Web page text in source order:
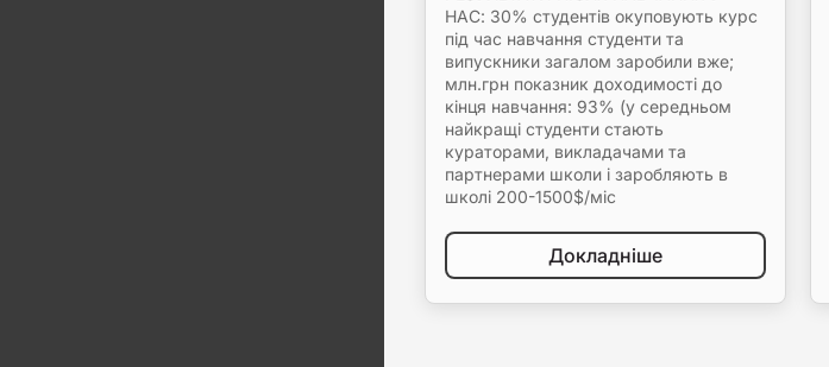
НАС: 30% студентів окуповують курс
під час навчання студенти та
випускники загалом заробили вже;
млн.грн показник доходимості до
кінця навчання: 93% (у середньом
найкращі студенти стають
кураторами, викладачами та
партнерами школи і заробляють в
школі 200-1500$/міс
Докладніше